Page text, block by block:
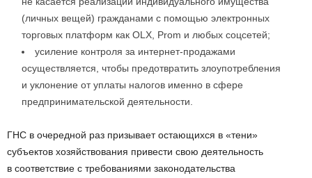
(личных вещей) гражданами с помощью электронных
торговых платформ как OLX, Prom и любых соцсетей;
усиление контроля за интернет-продажами
осуществляется, чтобы предотвратить злоупотребления
и уклонение от уплаты налогов именно в сфере
предпринимательской деятельности.
ГНС в очередной раз призывает остающихся в «тени»
субъектов хозяйствования привести свою деятельность
в соответствие с требованиями законодательства